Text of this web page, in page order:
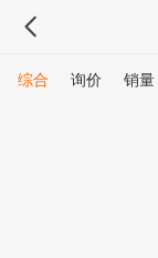
综合 询价 销量